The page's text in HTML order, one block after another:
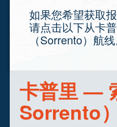
如果您希望获取
请点击以下从卡
（Sorrento）航线
卡普里 —
Sorrento